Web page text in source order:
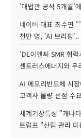
'대법관 공석 5개월'
네이버 대표 최수연
천만 명, 'AI 브리핑'..
'DL이앤씨 SMR 협
센트러스에너지와 우
AI 메모리반도체 시
고객사 물량 선점 수
세계기상특성 "캐나
트럼프 "산림 관리